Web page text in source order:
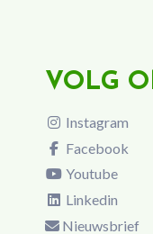
VOLG
Instagram
Facebook
Youtube
Linkedin
Nieuwsbrief